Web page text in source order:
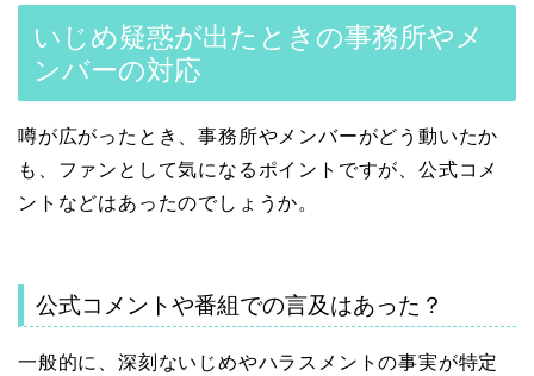
いじめ疑惑が出たときの事務所やメ
ンバーの対応
噂が広がったとき、事務所やメンバーがどう動いたか
も、ファンとして気になるポイントですが、公式コメ
ントなどはあったのでしょうか。
公式コメントや番組での言及はあった？
一般的に、深刻ないじめやハラスメントの事実が特定